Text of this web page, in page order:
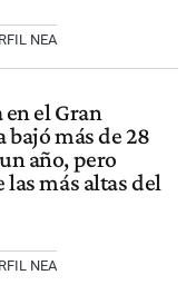
NEA
en el Gran
bajó más de 28
año, pero
las más altas del
NEA